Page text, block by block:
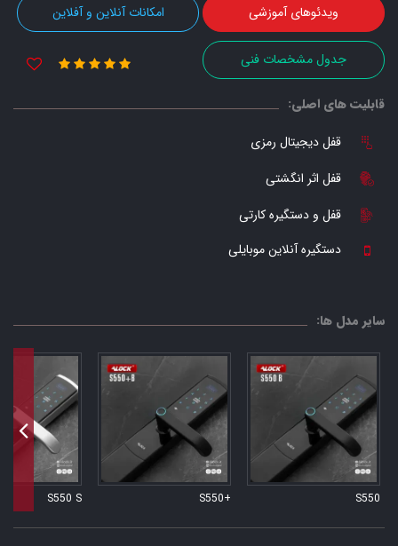
ویدئوهای آموزشی امکانات آنلاین و آفلاین
جدول مشخصات فنی
قابلیت های اصلی:
قفل دیجیتال رمزی
قفل اثر انگشتی
قفل و دستگیره کارتی
دستگیره آنلاین موبایلی
سایر مدل ها:
S550
+S550
S550 S